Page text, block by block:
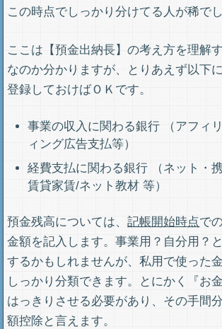
この時点でしっかり分けてる人が稀でし
ここは【預金出納長】の考え方を理解
なのか分かりますが、とりあえず以下
登録しておけばＯＫです。
事業の収入に関わる銀行 （アフィ
ィング広告支払等）
経費支払に関わる銀行 （ネット・
賃貸家賃/ネット教材 等）
預金残高については、記帳開始時点で
金額を記入します。事業用？自分用？
するかもしれませんが、私用で使った
しっかり分類できます。とにかく『お
はっきりさせる必要があり、その手間
額控除と言えます。